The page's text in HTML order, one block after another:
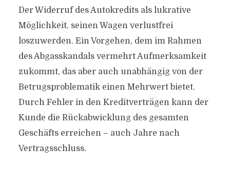
Der Widerruf des Autokredits als lukrative
Möglichkeit, seinen Wagen verlustfrei
loszuwerden. Ein Vorgehen, dem im Rahmen
des Abgasskandals vermehrt Aufmerksamkeit
zukommt, das aber auch unabhängig von der
Betrugsproblematik einen Mehrwert bietet.
Durch Fehler in den Kreditverträgen kann der
Kunde die Rückabwicklung des gesamten
Geschäfts erreichen – auch Jahre nach
Vertragsschluss.